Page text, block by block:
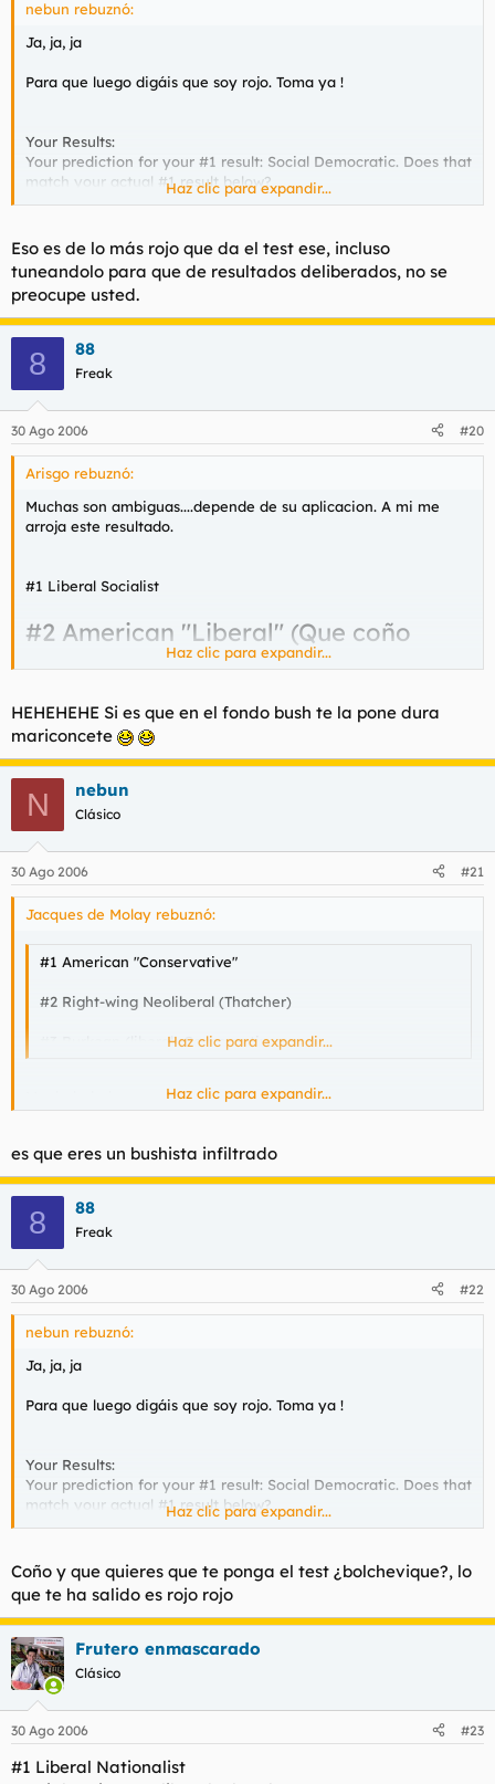
nebun rebuznó:
Ja, ja, ja
Para que luego digáis que soy rojo. Toma ya !
Your Results:
Your prediction for your #1 result: Social Democratic. Does that
match your actual #1 result below?
Your Results The list below is modified by your input. Note: The
these results.
#1 American "Liberal"
#2 Liberal Socialist
#3 Social Democratic
#4 Social-Liberal
#5 Anarcho-Communist
#6 Left-wing Neoliberal (Clinton)
#7 Marxist
Haz clic para expandir...
Eso es de lo más rojo que da el test ese, incluso
tuneandolo para que de resultados deliberados, no se
preocupe usted.
8 88
Freak
30 Ago 2006 #20
Arisgo rebuznó:
Muchas son ambiguas....depende de su aplicacion. A mi me
arroja este resultado.
#1 Liberal Socialist
#2 American "Liberal" (Que coño
significa esto :? )
#3 Left-wing Neoliberal (Clinton)
PD: a los que os da como primera opcion fascistas...se os puede
ya llamar así o seguis tiquis-miquis al respecto?
Haz clic para expandir...
HEHEHEHE Si es que en el fondo bush te la pone dura
mariconcete
N nebun
Clásico
30 Ago 2006 #21
Jacques de Molay rebuznó:
#1 American "Conservative"
#2 Right-wing Neoliberal (Thatcher)
#3 Burkean (liberal) Conservative
Haz clic para expandir...
Haz clic para expandir...
es que eres un bushista infiltrado
8 88
Freak
30 Ago 2006 #22
nebun rebuznó:
Ja, ja, ja
Para que luego digáis que soy rojo. Toma ya !
Your Results:
Your prediction for your #1 result: Social Democratic. Does that
match your actual #1 result below?
Your Results The list below is modified by your input. Note: The
these results.
#1 American "Liberal"
#2 Liberal Socialist
#3 Social Democratic
#4 Social-Liberal
Haz clic para expandir...
Coño y que quieres que te ponga el test ¿bolchevique?, lo
que te ha salido es rojo rojo
Frutero enmascarado
Clásico
30 Ago 2006 #23
#1 Liberal Nationalist